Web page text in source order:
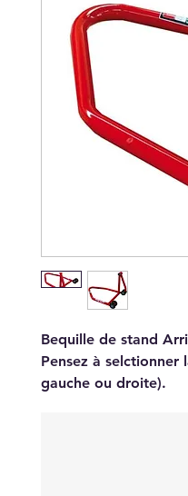
Bequille de stand
Pensez à
gauche ou droite).